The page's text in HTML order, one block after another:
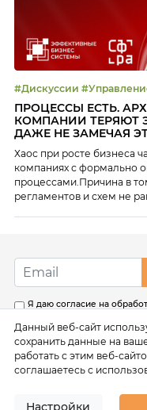
#Дискуссии
ПРОЦЕССЫ ЕСТЬ.
КОМПАНИИ ТЕРЯЮТ
ДАЖЕ НЕ ЗАМЕЧАЯ
Хаос при росте бизнеса
компаниях с формально
процессами.Причина в
регламентов и схем не
руководитель проектов,
Холдинг T1, владелец
по ИТ — […]
Я даю согласие на
соответствии с условиями
Политики обработки
персональных данных
Данный веб-сайт
сохранить данные на
работать с этим веб-
соглашаетесь с
Настройки